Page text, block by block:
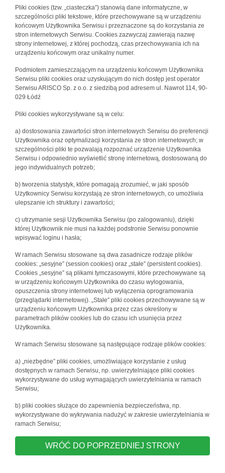
Pliki cookies (tzw. „ciasteczka”) stanowią dane informatyczne, w
szczególności pliki tekstowe, które przechowywane są w urządzeniu
końcowym Użytkownika Serwisu i przeznaczone są do korzystania ze
stron internetowych Serwisu. Cookies zazwyczaj zawierają nazwę
strony internetowej, z której pochodzą, czas przechowywania ich na
urządzeniu końcowym oraz unikalny numer.
Podmiotem zamieszczającym na urządzeniu końcowym Użytkownika
Serwisu pliki cookies oraz uzyskującym do nich dostęp jest operator
Serwisu ARISCO Sp. z o.o. z siedzibą pod adresem ul. Nawrot 114, 90-
029 Łódź
Pliki cookies wykorzystywane są w celu:
a) dostosowania zawartości stron internetowych Serwisu do preferencji
Użytkownika oraz optymalizacji korzystania ze stron internetowych; w
szczególności pliki te pozwalają rozpoznać urządzenie Użytkownika
Serwisu i odpowiednio wyświetlić stronę internetową, dostosowaną do
jego indywidualnych potrzeb;
b) tworzenia statystyk, które pomagają zrozumieć, w jaki sposób
Użytkownicy Serwisu korzystają ze stron internetowych, co umożliwia
ulepszanie ich struktury i zawartości;
c) utrzymanie sesji Użytkownika Serwisu (po zalogowaniu), dzięki
której Użytkownik nie musi na każdej podstronie Serwisu ponownie
wpisywać loginu i hasła;
W ramach Serwisu stosowane są dwa zasadnicze rodzaje plików
cookies: „sesyjne” (session cookies) oraz „stałe” (persistent cookies).
Cookies „sesyjne” są plikami tymczasowymi, które przechowywane są
w urządzeniu końcowym Użytkownika do czasu wylogowania,
opuszczenia strony internetowej lub wyłączenia oprogramowania
(przeglądarki internetowej). „Stałe” pliki cookies przechowywane są w
urządzeniu końcowym Użytkownika przez czas określony w
parametrach plików cookies lub do czasu ich usunięcia przez
Użytkownika.
W ramach Serwisu stosowane są następujące rodzaje plików cookies:
a) „niezbędne” pliki cookies, umożliwiające korzystanie z usług
dostępnych w ramach Serwisu, np. uwierzytelniające pliki cookies
wykorzystywane do usług wymagających uwierzytelniania w ramach
Serwisu;
b) pliki cookies służące do zapewnienia bezpieczeństwa, np.
wykorzystywane do wykrywania nadużyć w zakresie uwierzytelniania w
ramach Serwisu;
WRÓĆ DO POPRZEDNIEJ STRONY